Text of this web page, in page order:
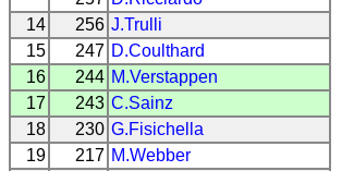
14
256 J.Trulli
15
247 D.Coulthard
16
244 M.Verstappen
17
243 C.Sainz
18
230 G.Fisichella
19
217 M.Webber